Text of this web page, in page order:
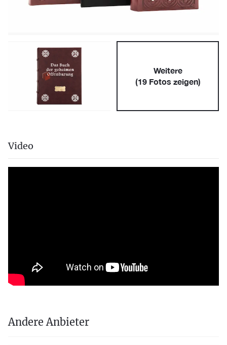
Video
Weitere
(19Fotos zeigen)
Andere Anbieter